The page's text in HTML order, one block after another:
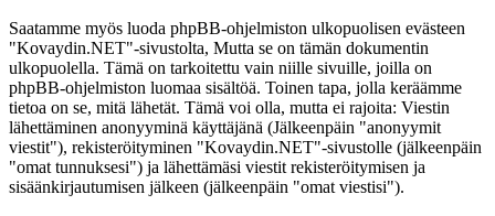
Saatamme myös luoda phpBB-ohjelmiston ulkopuolisen evästeen
"Kovaydin.NET"-sivustolta, Mutta se on tämän dokumentin
ulkopuolella. Tämä on tarkoitettu vain niille sivuille, joilla on
phpBB-ohjelmiston luomaa sisältöä. Toinen tapa, jolla keräämme
tietoa on se, mitä lähetät. Tämä voi olla, mutta ei rajoita: Viestin
lähettäminen anonyyminä käyttäjänä (Jälkeenpäin "anonyymit
viestit"), rekisteröityminen "Kovaydin.NET"-sivustolle (jälkeenpäin
"omat tunnuksesi") ja lähettämäsi viestit rekisteröitymisen ja
sisäänkirjautumisen jälkeen (jälkeenpäin "omat viestisi").